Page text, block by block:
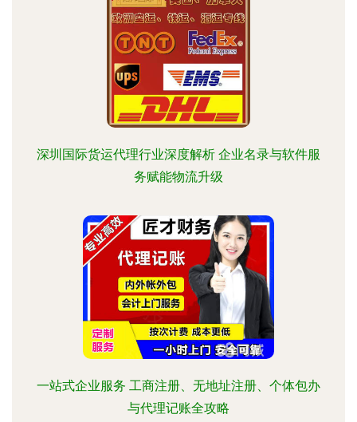
深圳国际货运代理行业深度解析 企业名录与软件服
务赋能物流升级
一站式企业服务 工商注册、无地址注册、个体包办
与代理记账全攻略